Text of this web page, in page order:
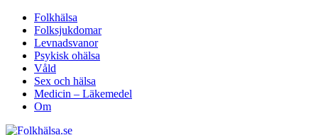
Folkhälsa
Folksjukdomar
Levnadsvanor
Psykisk ohälsa
Våld
Sex och hälsa
Medicin – Läkemedel
Om